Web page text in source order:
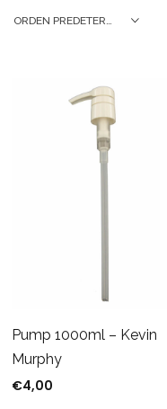
ORDEN PREDETERMINADO
Pump 1000ml – Kevin
Murphy
€4,00